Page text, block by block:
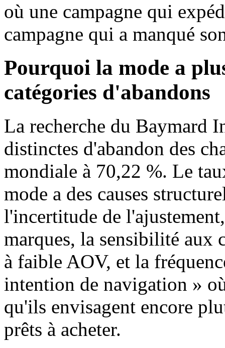
où une campagne qui
campagne qui a manqué
Pourquoi la mode a
catégories d'abandons
La recherche du Baymard
distinctes d'abandon des
mondiale à 70,22 %. Le
mode a des causes
l'incertitude de
marques, la sensibilité aux
à faible AOV, et la
intention de navigation »
qu'ils envisagent encore
prêts à acheter.